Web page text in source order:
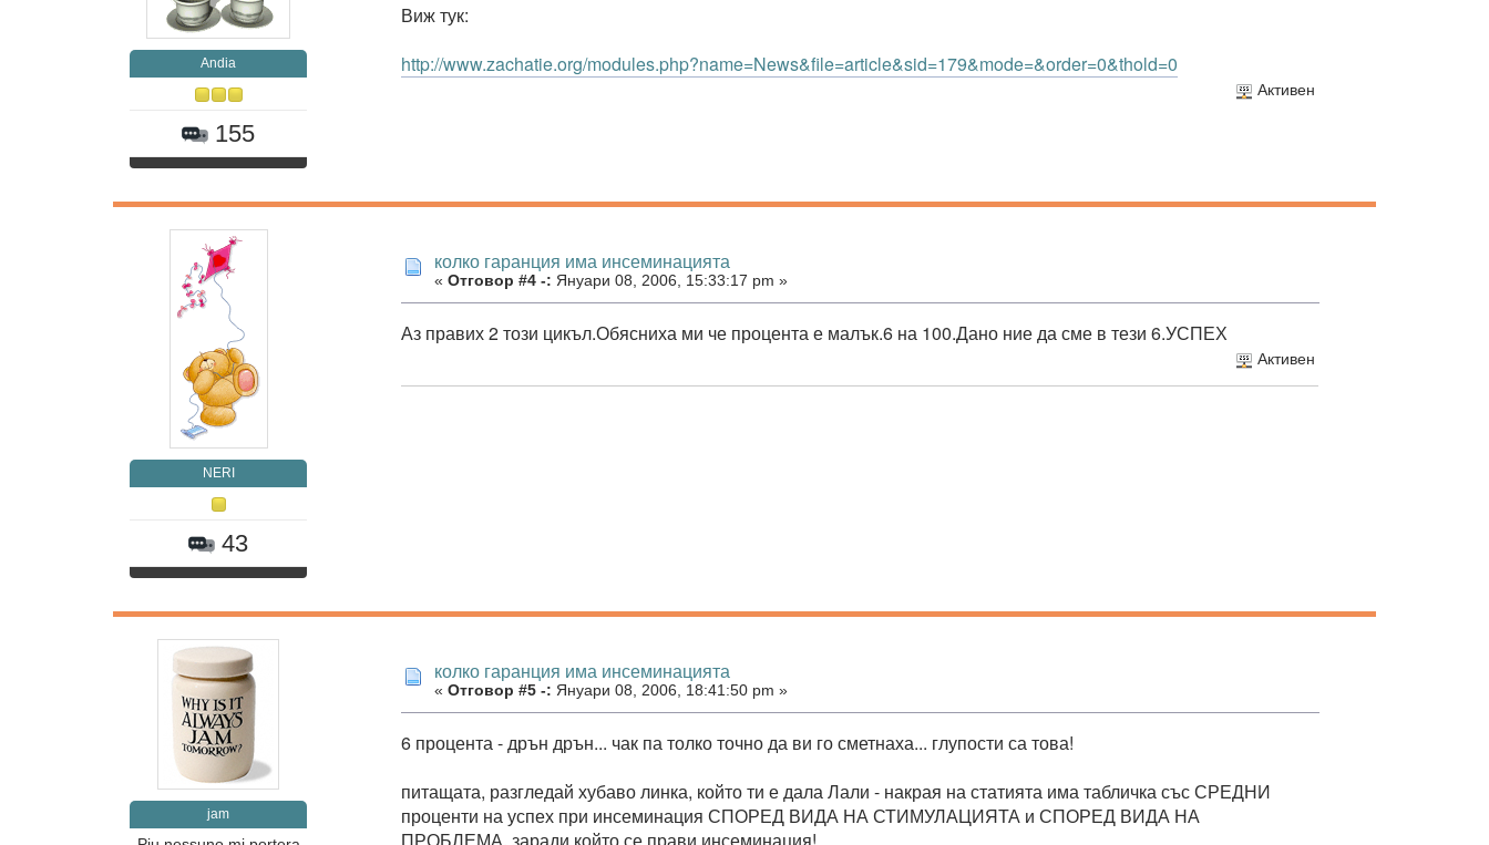
Andia
155
Виж тук:
http://www.zachatie.org/modules.php?name=News&file=article&sid=179&mode=&order=0&thold=0
Активен
NERI
43
колко гаранция има инсеминацията
« Отговор #4 -: Януари 08, 2006, 15:33:17 pm »
Аз правих 2 този цикъл.Обясниха ми че процента е малък.6 на 100.Дано ние да сме в тези 6.УСПЕХ
Активен
jam
колко гаранция има инсеминацията
« Отговор #5 -: Януари 08, 2006, 18:41:50 pm »
6 процента - дрън дрън... чак па толко точно да ви го сметнаха... глупости са това!
питащата, разгледай хубаво линка, който ти е дала Лали - накрая на статията има табличка със СРЕДНИ
проценти на успех при инсеминация СПОРЕД ВИДА НА СТИМУЛАЦИЯТА и СПОРЕД ВИДА НА
ПРОБЛЕМА, заради който се прави инсеминация!